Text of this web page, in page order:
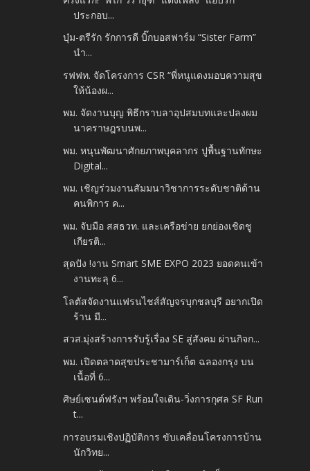
ประกอบ...
บุ๋ม-ตรีรัก รักการดี บิ๊กบอสฟาร์ม “Sister Farm”
นำ...
รฟฟท. จัดโครงการ CSR “พี่หนูแดงมอบความสุข
ให้น้องผ...
พม. จัดงานบุญ พิธีกราบลาอุปสมบทและปลงผม
นาคราษฎรบนพ...
พม. หนุนพัฒนาศักยภาพบุคลากร ปูพื้นฐานทักษะ
Digital...
พม. เชิญร่วมงานสัมมนาวิชาการระดับชาติด้าน
คนพิการ ค...
พม. จับมือ สสธวท. และเครือข่าย ยกย่องเชิดชู
เกียรติ...
สุดปัง !งาน Smart SME EXPO 2023 ยอดคนเข้า
งานทะลุ 6...
โลตัสจัดงานแฟรนไชส์สัญจรบุกชลบุรี อยากเปิด
ร้าน มี...
สวส.มุ่งสร้างการรับรู้เรื่อง SE สู่สังคม ผ่านกิจก...
พม. เปิดตลาดสุขประชามาร์เก็ต ฉลองกรุง บน
เนื้อที่ 6...
ศิษย์เซนต์ฟรังฯ พร้อมใจเดิน-วิ่งการกุศล SF Run
t...
การอบรมเชิงปฏิบัติการ ขับเคลื่อนโครงการบ้าน
นักวิทย...